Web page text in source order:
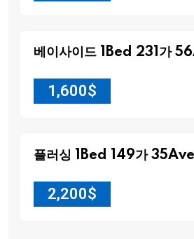
베이사이드 1Bed 231가
1,600$
플러싱 1Bed 149가
2,200$